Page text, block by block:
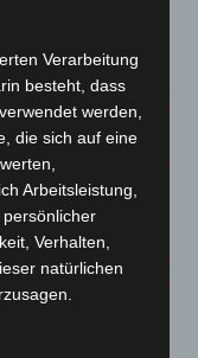
Market“ erhoben
bei
Oper im
Verarbeitung
besteht, dass
werden,
die sich auf eine
Arbeitsleistung,
Verhalten,
natürlichen